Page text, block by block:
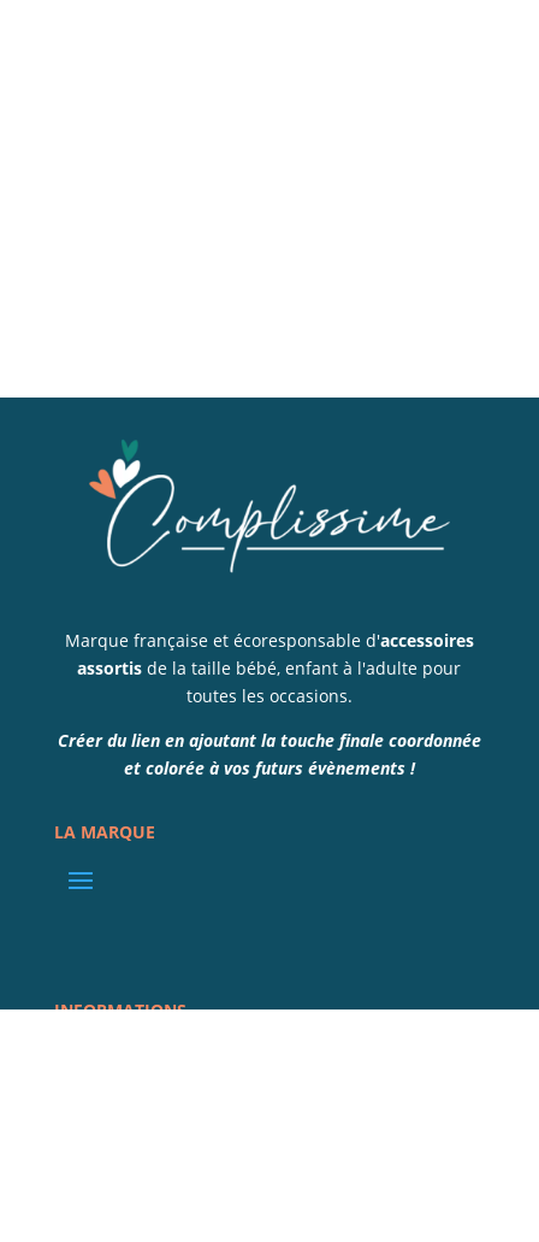
Marque française et écoresponsable d'accessoires
assortis de la taille bébé, enfant à l'adulte pour
toutes les occasions.
Créer du lien en ajoutant la touche finale coordonnée
et colorée à vos futurs évènements !
LA MARQUE
INFORMATIONS